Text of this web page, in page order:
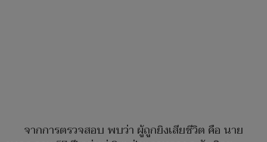
จากการตรวจสอบ พบว่า ผู้ถูกยิงเสียชีวิต คือ นาย